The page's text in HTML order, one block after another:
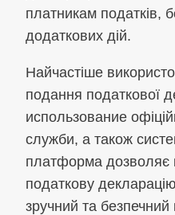
платникам податків,
додаткових дій.
Найчастіше
подання податкової
использование
служби, а також
платформа дозволяє
податкову
зручний та безпечний